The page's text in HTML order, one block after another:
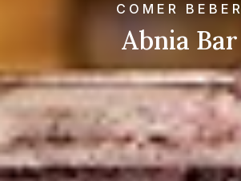
COMER BEBER
Abnia Bar